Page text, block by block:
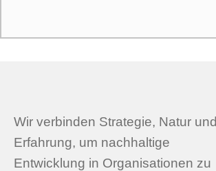
Wir verbinden Strategie, Natur und
Erfahrung, um nachhaltige
Entwicklung in Organisationen zu